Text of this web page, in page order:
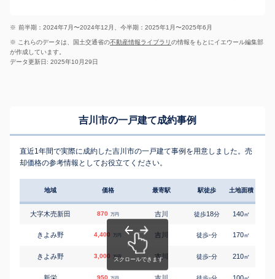
※ 前半期：2024年7月〜2024年12月、今半期：2025年1月〜2025年6月
※ これらのデータは、国土交通省の不動産情報ライブラリの情報をもとにイエウール編集部
が作成しています。
データ更新日: 2025年10月29日
吉川市の一戸建て成約事例
直近1年間で実際に成約した吉川市の一戸建て事例を用意しました。売
却価格の参考情報としてお役立てください。
地域 価格 最寄駅 駅徒歩 土地面積
大字木売新田 870 万円 吉川 徒歩18分 140㎡
きよみ野 4,400 万円 吉川 徒歩-分 170㎡
きよみ野 3,000 万円 吉川 徒歩-分 210㎡
950 万円